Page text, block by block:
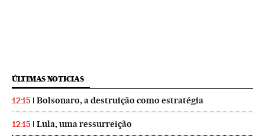
ÚLTIMAS NOTICIAS
12:15 Bolsonaro, a destruição como estratégia
12:15 Lula, uma ressurreição